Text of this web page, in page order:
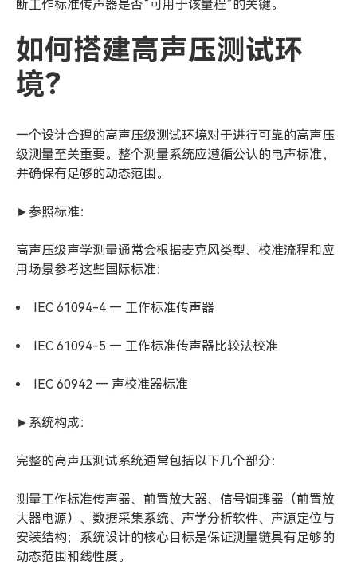
断工作标准传声器是否“可用于该量程”的关键。
如何搭建高声压测试环
境？
一个设计合理的高声压级测试环境对于进行可靠的高声压
级测量至关重要。整个测量系统应遵循公认的电声标准，
并确保有足够的动态范围。
►参照标准：
高声压级声学测量通常会根据麦克风类型、校准流程和应
用场景参考这些国际标准：
IEC 61094-4 — 工作标准传声器
IEC 61094-5 — 工作标准传声器比较法校准
IEC 60942 — 声校准器标准
►系统构成：
完整的高声压测试系统通常包括以下几个部分：
测量工作标准传声器、前置放大器、信号调理器（前置放
大器电源）、数据采集系统、声学分析软件、声源定位与
安装结构；系统设计的核心目标是保证测量链具有足够的
动态范围和线性度。